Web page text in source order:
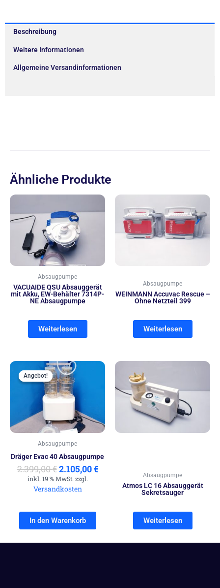
Beschreibung
Weitere Informationen
Allgemeine Versandinformationen
Ähnliche Produkte
Absaugpumpe
VACUAIDE QSU Absauggerät
mit Akku, EW-Behälter 7314P-
NE Absaugpumpe
Weiterlesen
Absaugpumpe
WEINMANN Accuvac Rescue –
Ohne Netzteil 399
Weiterlesen
Angebot!
Angebot!
Absaugpumpe
Dräger Evac 40 Absaugpumpe
2.399,00€
Ursprünglicher
Preis
war:
2.399,00 €
2.105,00€
Aktueller
2.105,00 €.
inkl. 19 % MwSt. zzgl.
Versandkosten
In den Warenkorb
Absaugpumpe
Atmos LC 16 Absauggerät
Sekretsauger
Weiterlesen